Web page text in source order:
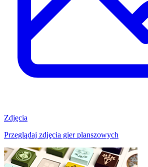
Zdjęcia
Przeglądaj zdjęcia gier planszowych